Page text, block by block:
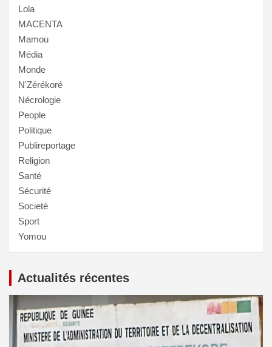
Lola
MACENTA
Mamou
Média
Monde
N'Zérékoré
Nécrologie
People
Politique
Publireportage
Religion
Santé
Sécurité
Societé
Sport
Yomou
Actualités récentes